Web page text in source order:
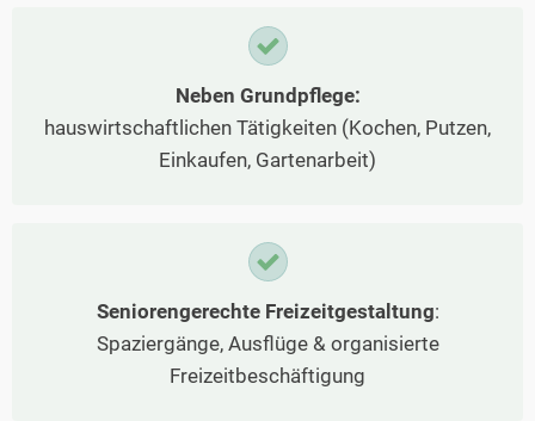
Neben Grundpflege:
hauswirtschaftlichen Tätigkeiten (Kochen, Putzen,
Einkaufen, Gartenarbeit)
Seniorengerechte Freizeitgestaltung:
Spaziergänge, Ausflüge & organisierte
Freizeitbeschäftigung